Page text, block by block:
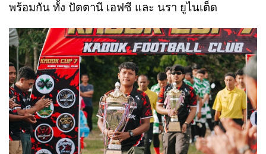
พร้อมกัน ทั้ง ปัตตานี เอฟซี และ นรา ยูไนเต็ด